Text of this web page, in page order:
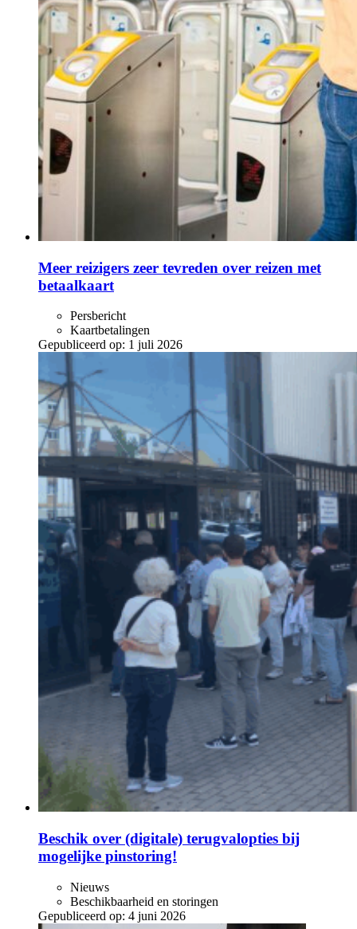
Meer reizigers zeer tevreden over reizen met
betaalkaart
Persbericht
Kaartbetalingen
Gepubliceerd op: 1 juli 2026
Beschik over (digitale) terugvalopties bij
mogelijke pinstoring!
Nieuws
Beschikbaarheid en storingen
Gepubliceerd op: 4 juni 2026